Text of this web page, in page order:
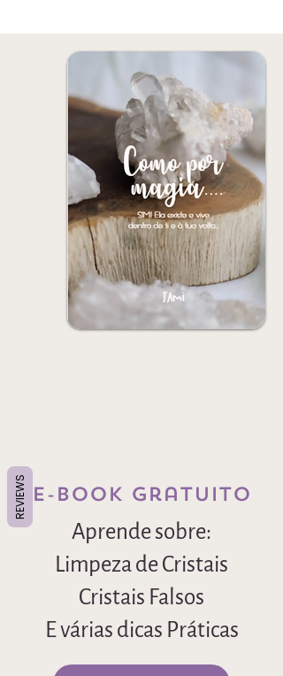
E-book Gratuito
Aprende sobre:
Limpeza de Cristais
Cristais Falsos
E várias dicas Práticas
REVIEWS